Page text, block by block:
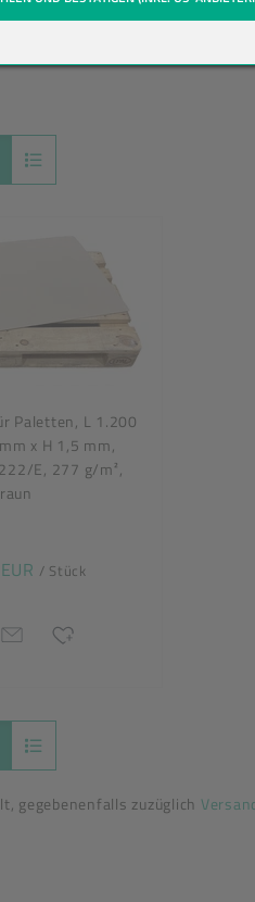
Paletten, L 1.200
x H 1,5 mm,
E, 277 g/m²,
/ Stück
gegebenenfalls zuzüglich